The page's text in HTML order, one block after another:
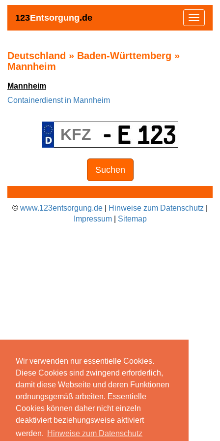
Wir verwenden nur essentielle Cookies.
Diese Cookies sind zwingend erforderlich,
damit diese Webseite und deren Funktionen
ordnungsgemäß arbeiten. Essentielle
Cookies können daher nicht einzeln
deaktiviert beziehungsweise aktiviert
werden. Hinweise zum Datenschutz
123Entsorgung.de
Toggle
Deutschland » Baden-Württemberg »
Mannheim
Mannheim
Containerdienst in Mannheim
Suchen
© www.123entsorgung.de Hinweise zum Datenschutz
Impressum| Sitemap